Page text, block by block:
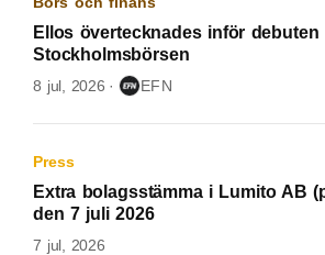
Ellos övertecknades inför debuten
Stockholmsbörsen
8 jul, 2026 EFN
Press
Extra bolagsstämma i Lumito AB
den 7 juli 2026
7 jul, 2026